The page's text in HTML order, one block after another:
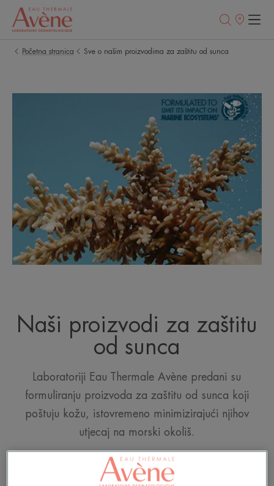
Prodajna
Početna stranica Sve o našim proizvodima za zaštitu od sunca
Naši proizvodi za zaštitu
od sunca
Laboratoriji Eau Thermale Avène predani su
formuliranju proizvoda za zaštitu od sunca koji
poštuju kožu, istovremeno minimizirajući njihov
utjecaj na morski okoliš.
OTKRIJ NAŠE PREDANOSTI